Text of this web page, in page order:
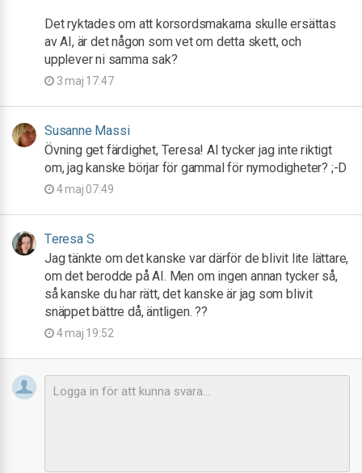
Det ryktades om att korsordsmakarna skulle ersättas
av AI, är det någon som vet om detta skett, och
upplever ni samma sak?
3 maj 17:47
Susanne Massi
Övning get färdighet, Teresa! AI tycker jag inte riktigt
om, jag kanske börjar för gammal för nymodigheter? ;-D
4 maj 07:49
Teresa S
Jag tänkte om det kanske var därför de blivit lite lättare,
om det berodde på AI. Men om ingen annan tycker så,
så kanske du har rätt, det kanske är jag som blivit
snäppet bättre då, äntligen. ??
4 maj 19:52